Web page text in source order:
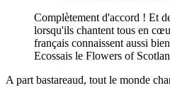
Complètement d'accord ! Et
lorsqu'ils chantent tous en
français connaissent aussi
Ecossais le Flowers of
A part bastareaud, tout le monde